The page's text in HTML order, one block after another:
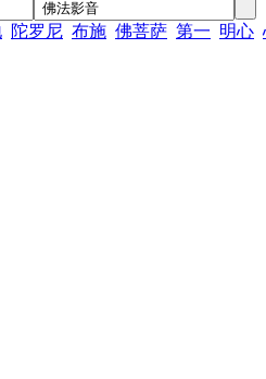
陀罗尼 布施 佛菩萨 第一 明心